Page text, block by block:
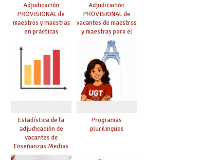
Adjudicación
PROVISIONAL de
maestros y maestras
en prácticas
Adjudicación
PROVISIONAL de
vacantes de maestros
y maestras para el
curso 26-27
Estadística de la
adjudicación de
vacantes de
Enseñanzas Medias
para el curso 26/27
Programas
plurilingües